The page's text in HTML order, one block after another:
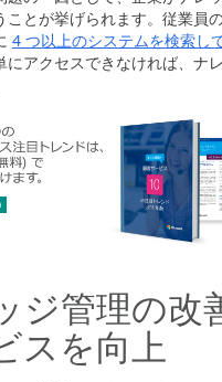
ことが挙げられます。従業員
4 つ以上のシステムを検索し
にアクセスできなければ、ナ
ジ管理の改
スを向上